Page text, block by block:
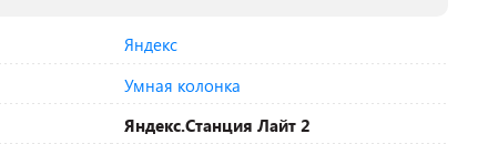
Яндекс
Умная колонка
Яндекс.Станция Лайт 2